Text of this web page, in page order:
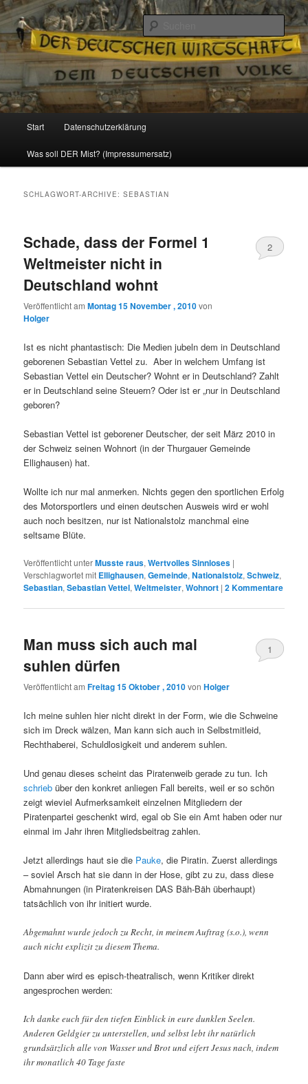
Reizzentrum
Politik, Wirtschaft, Soziales und Gesellschaft
Zum
Inhalt
Zum
sekundären
Start Datenschutzerklärung
Was soll DER Mist? (Impressumersatz)
SCHLAGWORT-ARCHIVE:SEBASTIAN
Schade, dass der Formel 1
Weltmeister nicht in
Deutschland wohnt
Veröffentlicht amMontag 15 November , 2010von
Holger
2
Ist es nicht phantastisch: Die Medien jubeln dem in Deutschland
geborenen Sebastian Vettel zu. Aber in welchem Umfang ist
Sebastian Vettel ein Deutscher? Wohnt er in Deutschland? Zahlt
er in Deutschland seine Steuern? Oder ist er „nur in Deutschland
geboren?
Sebastian Vettel ist geborener Deutscher, der seit März 2010 in
der Schweiz seinen Wohnort (in der Thurgauer Gemeinde
Ellighausen) hat.
Wollte ich nur mal anmerken. Nichts gegen den sportlichen Erfolg
des Motorsportlers und einen deutschen Ausweis wird er wohl
auch noch besitzen, nur ist Nationalstolz manchmal eine
seltsame Blüte.
Veröffentlicht unterMusste raus,Wertvolles Sinnloses |
Verschlagwortet mit Ellighausen,Gemeinde,Nationalstolz,Schweiz,
Sebastian,Sebastian Vettel,Weltmeister,Wohnort |2Kommentare
Man muss sich auch mal
suhlen dürfen
Veröffentlicht amFreitag 15 Oktober , 2010vonHolger
1
Ich meine suhlen hier nicht direkt in der Form, wie die Schweine
sich im Dreck wälzen, Man kann sich auch in Selbstmitleid,
Rechthaberei, Schuldlosigkeit und anderem suhlen.
Und genau dieses scheint das Piratenweib gerade zu tun. Ich
schrieb über den konkret anliegen Fall bereits, weil er so schön
zeigt wieviel Aufmerksamkeit einzelnen Mitgliedern der
Piratenpartei geschenkt wird, egal ob Sie ein Amt haben oder nur
einmal im Jahr ihren Mitgliedsbeitrag zahlen.
Jetzt allerdings haut sie die Pauke, die Piratin. Zuerst allerdings
– soviel Arsch hat sie dann in der Hose, gibt zu zu, dass diese
Abmahnungen (in Piratenkreisen DAS Bäh-Bäh überhaupt)
tatsächlich von ihr initiert wurde.
Abgemahnt wurde jedoch zu Recht, in meinem Auftrag (s.o.), wenn
auch nicht explizit zu diesem Thema.
Dann aber wird es episch-theatralisch, wenn Kritiker direkt
angesprochen werden:
Ich danke euch für den tiefen Einblick in eure dunklen Seelen.
Anderen Geldgier zu unterstellen, und selbst lebt ihr natürlich
grundsätzlich alle von Wasser und Brot und eifert Jesus nach, indem
ihr monatlich 40 Tage faste